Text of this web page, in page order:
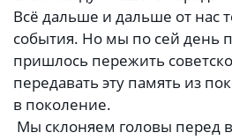
Всё дальше и дальше от нас
события. Но мы по сей день
пришлось пережить
передавать эту память из
в поколение.
Мы склоняем головы перед